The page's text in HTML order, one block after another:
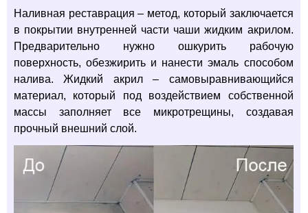
Наливная реставрация – метод, который заключается
в покрытии внутренней части чаши жидким акрилом.
Предварительно нужно ошкурить рабочую
поверхность, обезжирить и нанести эмаль способом
налива. Жидкий акрил – самовыравнивающийся
материал, который под воздействием собственной
массы заполняет все микротрещины, создавая
прочный внешний слой.